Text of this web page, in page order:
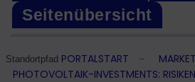
Seitenübersicht
Standortpfad PORTALSTART –
PHOTOVOLTAIK-INVESTMENTS: